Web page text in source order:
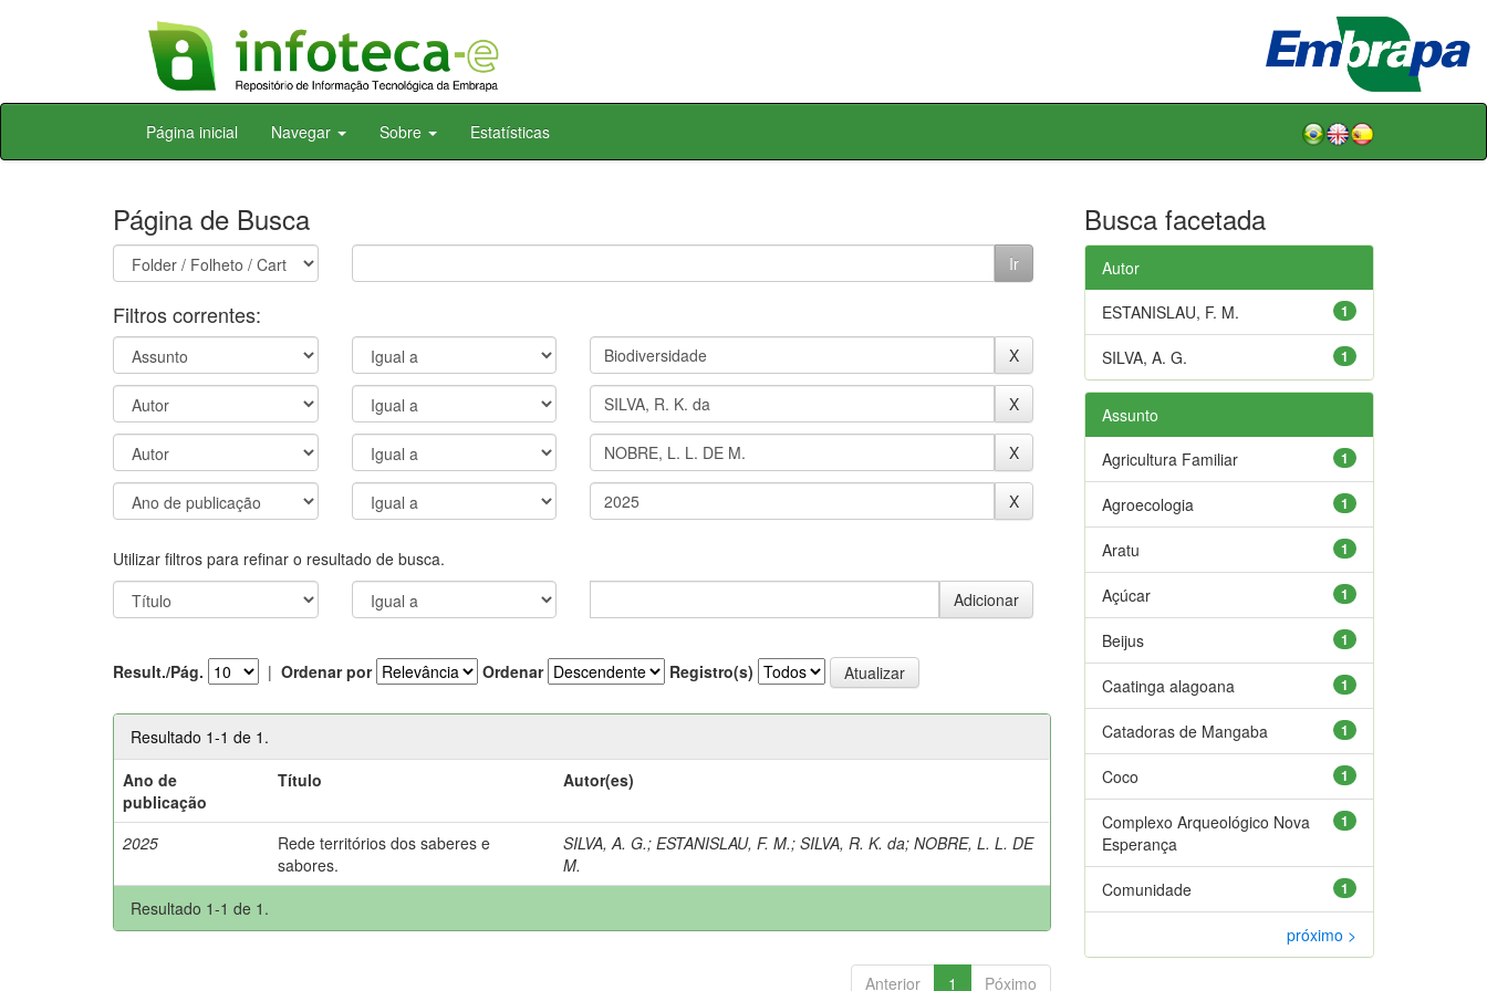
Skip
Página inicial Navegar Sobre Estatísticas
Página de Busca
Filtros correntes:
Utilizar filtros para refinar o resultado de busca.
Result./Pág. | Ordenar por Ordenar Registro(s)
Resultado 1-1 de 1.
Ano de
publicação
Título Autor(es)
2025
Rede territórios dos saberes e
sabores.
SILVA, A. G.;ESTANISLAU, F. M.;SILVA, R. K. da;NOBRE, L. L. DE
M.
Resultado 1-1 de 1.
Anterior 1 Póximo
Busca facetada
Autor
1
ESTANISLAU, F. M.
1
SILVA, A. G.
Assunto
1
Agricultura Familiar
1
Agroecologia
1
Aratu
1
Açúcar
1
Beijus
1
Caatinga alagoana
1
Catadoras de Mangaba
1
Coco
1
Complexo Arqueológico Nova
Esperança
1
Comunidade
próximo >